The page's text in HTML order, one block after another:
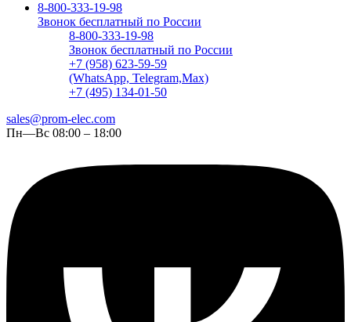
8-800-333-19-98
Звонок бесплатный по России
8-800-333-19-98
Звонок бесплатный по России
+7 (958) 623-59-59
(WhatsApp, Telegram,Max)
+7 (495) 134-01-50
sales@prom-elec.com
Пн—Вс 08:00 – 18:00